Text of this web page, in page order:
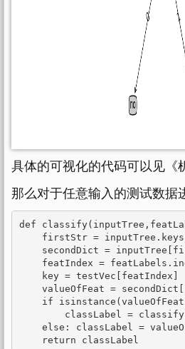
具体的可视化的代码可以见《
那么对于任意输入的测试数据
def
firstStr =
secondDict =
featIndex =
    key = testVec[featIndex]
valueOfFeat =
if
classLabel =
else: classLabel =
    return classLabel